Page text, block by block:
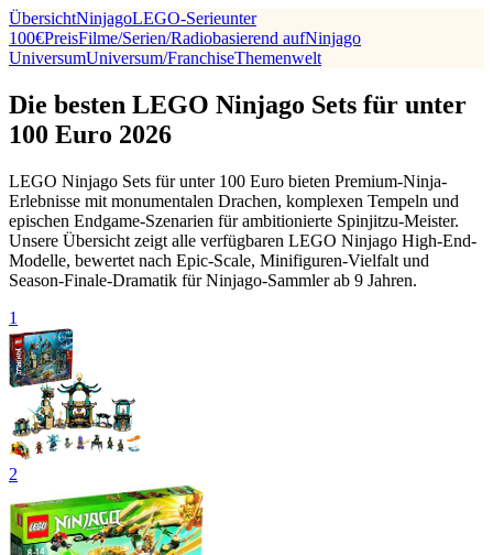
ÜbersichtNinjagoLEGO-Serieunter
100€PreisFilme/Serien/Radiobasierend aufNinjago
UniversumUniversum/FranchiseThemenwelt
Die besten LEGO Ninjago Sets für unter
100 Euro 2026
LEGO Ninjago Sets für unter 100 Euro bieten Premium-Ninja-
Erlebnisse mit monumentalen Drachen, komplexen Tempeln und
epischen Endgame-Szenarien für ambitionierte Spinjitzu-Meister.
Unsere Übersicht zeigt alle verfügbaren LEGO Ninjago High-End-
Modelle, bewertet nach Epic-Scale, Minifiguren-Vielfalt und
Season-Finale-Dramatik für Ninjago-Sammler ab 9 Jahren.
1
2